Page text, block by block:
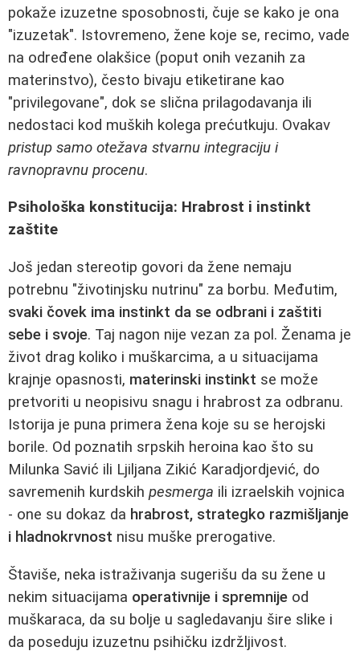
pokaže izuzetne sposobnosti, čuje se kako je ona
"izuzetak". Istovremeno, žene koje se, recimo, vade
na određene olakšice (poput onih vezanih za
materinstvo), često bivaju etiketirane kao
"privilegovane", dok se slična prilagodavanja ili
nedostaci kod muških kolega prećutkuju. Ovakav
pristup samo otežava stvarnu integraciju i
ravnopravnu procenu.
Psihološka konstitucija: Hrabrost i instinkt
zaštite
Još jedan stereotip govori da žene nemaju
potrebnu "životinjsku nutrinu" za borbu. Međutim,
svaki čovek ima instinkt da se odbrani i zaštiti
sebe i svoje. Taj nagon nije vezan za pol. Ženama je
život drag koliko i muškarcima, a u situacijama
krajnje opasnosti, materinski instinkt se može
pretvoriti u neopisivu snagu i hrabrost za odbranu.
Istorija je puna primera žena koje su se herojski
borile. Od poznatih srpskih heroina kao što su
Milunka Savić ili Ljiljana Zikić Karadjordjević, do
savremenih kurdskih pesmerga ili izraelskih vojnica
- one su dokaz da hrabrost, strategko razmišljanje
i hladnokrvnost nisu muške prerogative.
Štaviše, neka istraživanja sugerišu da su žene u
nekim situacijama operativnije i spremnije od
muškaraca, da su bolje u sagledavanju šire slike i
da poseduju izuzetnu psihičku izdržljivost.